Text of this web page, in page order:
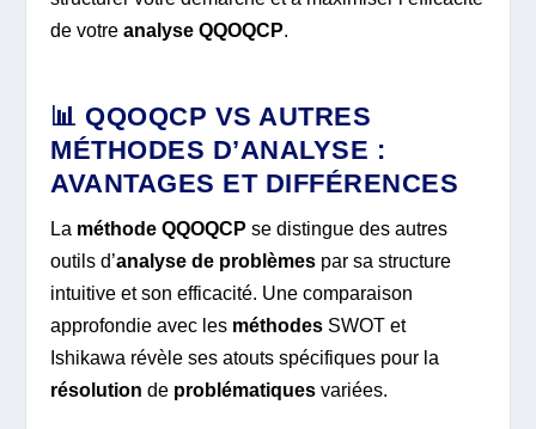
de votreanalyse QQOQCP.
📊 QQOQCP VS AUTRES
MÉTHODES D’ANALYSE :
AVANTAGES ET DIFFÉRENCES
La méthode QQOQCP se distingue des autres
outils d’analyse de problèmes par sa structure
intuitive et son efficacité. Une comparaison
approfondie avec les méthodes SWOT et
Ishikawa révèle ses atouts spécifiques pour la
résolution de problématiques variées.